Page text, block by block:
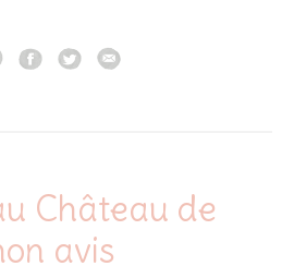
Château de
avis